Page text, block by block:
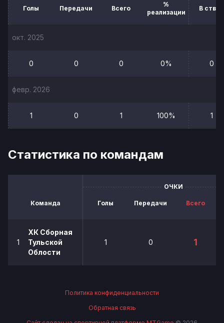
Голы Передачи Всего
%
реализации
В створ
окт. 2025
0 0 0 0% 0
февр. 2026
1 0 1 100% 1
Статистика по командам
Команда
ОЧКИ
Голы Передачи Всего
1
ХК Сборная
Тульской
Облости
1 0 1
Политика конфиденциальности
Обратная связь